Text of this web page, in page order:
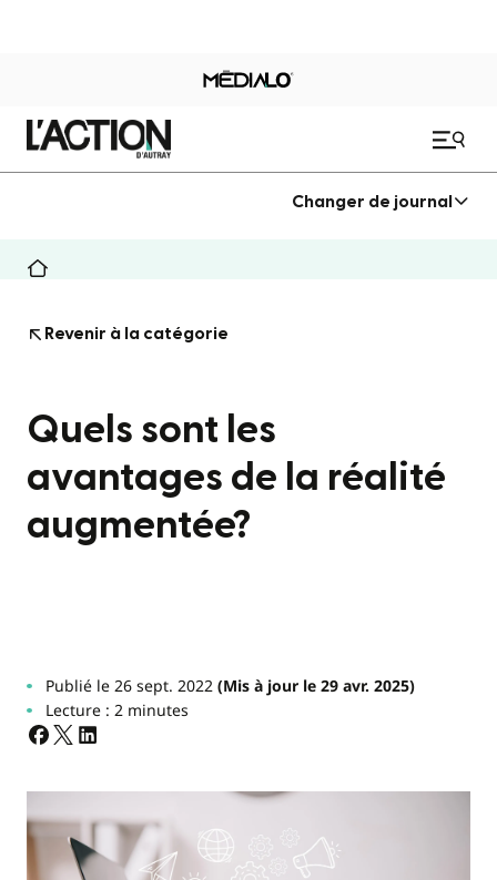
Changer de journal
Revenir à la catégorie
Quels sont les
avantages de la réalité
augmentée?
Publié le 26 sept. 2022(Mis à jour le 29 avr. 2025)
Lecture : 2 minutes